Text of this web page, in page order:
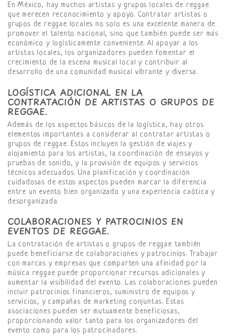
En México, hay muchos artistas y grupos locales de reggae
que merecen reconocimiento y apoyo. Contratar artistas o
grupos de reggae locales no solo es una excelente manera de
promover el talento nacional, sino que también puede ser más
económico y logísticamente conveniente. Al apoyar a los
artistas locales, los organizadores pueden fomentar el
crecimiento de la escena musical local y contribuir al
desarrollo de una comunidad musical vibrante y diversa.
LOGÍSTICA ADICIONAL EN LA
CONTRATACIÓN DE ARTISTAS O GRUPOS DE
REGGAE.
Además de los aspectos básicos de la logística, hay otros
elementos importantes a considerar al contratar artistas o
grupos de reggae. Estos incluyen la gestión de viajes y
alojamiento para los artistas, la coordinación de ensayos y
pruebas de sonido, y la provisión de equipos y servicios
técnicos adecuados. Una planificación y coordinación
cuidadosas de estos aspectos pueden marcar la diferencia
entre un evento bien organizado y una experiencia caótica y
desorganizada.
COLABORACIONES Y PATROCINIOS EN
EVENTOS DE REGGAE.
La contratación de artistas o grupos de reggae también
puede beneficiarse de colaboraciones y patrocinios. Trabajar
con marcas y empresas que comparten una afinidad por la
música reggae puede proporcionar recursos adicionales y
aumentar la visibilidad del evento. Las colaboraciones pueden
incluir patrocinios financieros, suministro de equipos y
servicios, y campañas de marketing conjuntas. Estas
asociaciones pueden ser mutuamente beneficiosas,
proporcionando valor tanto para los organizadores del
evento como para los patrocinadores.